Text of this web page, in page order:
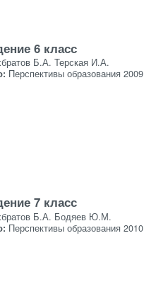
6 класс
Б.А. Терская И.А.
Перспективы образования 2009
7 класс
Б.А. Бодяев Ю.М.
Перспективы образования 2010